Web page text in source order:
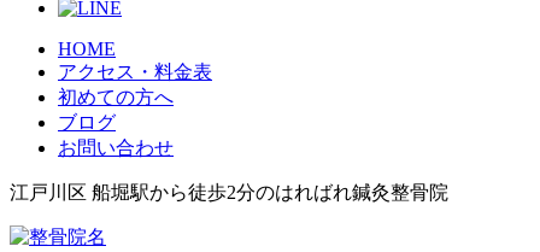
HOME
アクセス・料金表
初めての方へ
ブログ
お問い合わせ
江戸川区 船堀駅から徒歩2分のはればれ鍼灸整骨院